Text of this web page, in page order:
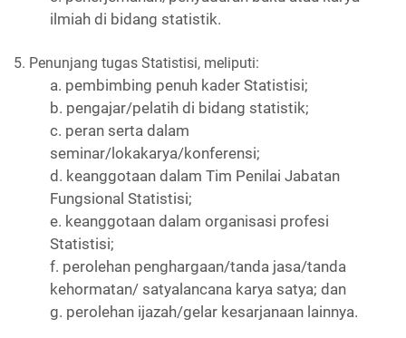
ilmiah di bidang statistik.
5. Penunjang tugas Statistisi, meliputi:
a. pembimbing penuh kader Statistisi;
b. pengajar/pelatih di bidang statistik;
c. peran serta dalam
seminar/lokakarya/konferensi;
d. keanggotaan dalam Tim Penilai Jabatan
Fungsional Statistisi;
e. keanggotaan dalam organisasi profesi
Statistisi;
f. perolehan penghargaan/tanda jasa/tanda
kehormatan/ satyalancana karya satya; dan
g. perolehan ijazah/gelar kesarjanaan lainnya.